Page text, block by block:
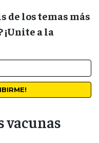
de los temas más
a la
vacunas